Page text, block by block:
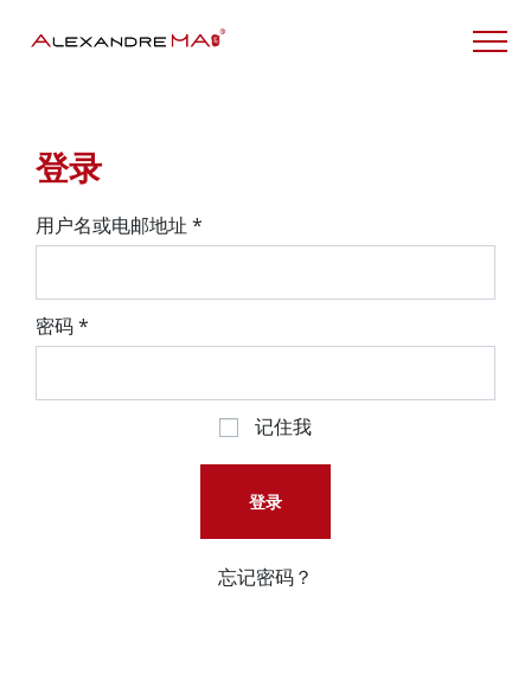
My Account – CN
登录
用户名或电邮地址 *
密码*
记住我
登录
忘记密码？